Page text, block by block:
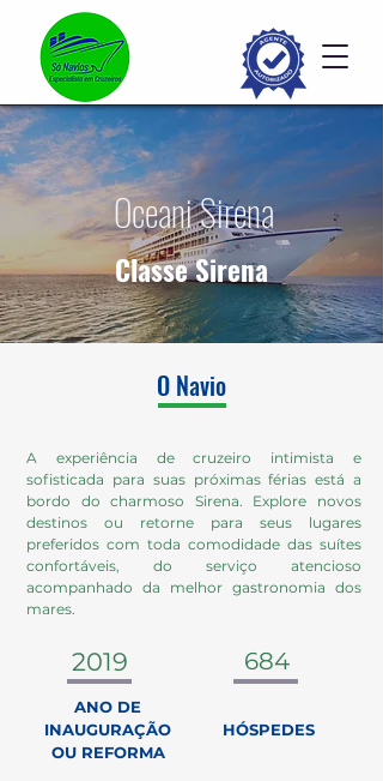
Oceani Sirena
Classe Sirena
O Navio
A experiência de cruzeiro intimista e
sofisticada para suas próximas férias está a
bordo do charmoso Sirena. Explore novos
destinos ou retorne para seus lugares
preferidos com toda comodidade das suítes
confortáveis, do serviço atencioso
acompanhado da melhor gastronomia dos
mares.
2019
ANO DE
INAUGURAÇÃO
OU REFORMA
684
HÓSPEDES